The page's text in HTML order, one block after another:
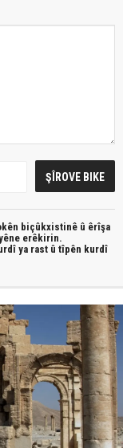
biçûkxistinê û êrîşa
erêkirin.
ya rast û tîpên kurdî